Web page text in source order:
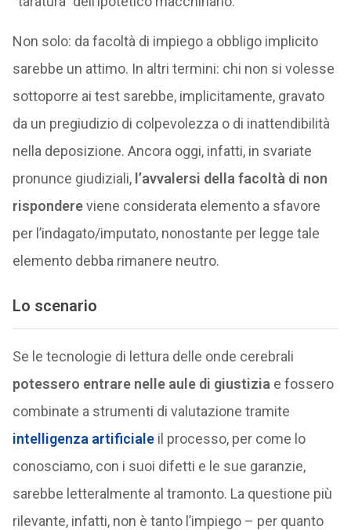
Non solo: da facoltà di impiego a obbligo implicito
sarebbe un attimo. In altri termini: chi non si volesse
sottoporre ai test sarebbe, implicitamente, gravato
da un pregiudizio di colpevolezza o di inattendibilità
nella deposizione. Ancora oggi, infatti, in svariate
pronunce giudiziali, l’avvalersi della facoltà di non
rispondereviene considerata elemento a sfavore
per l’indagato/imputato, nonostante per legge tale
elemento debba rimanere neutro.
Lo scenario
Se le tecnologie di lettura delle onde cerebrali
potessero entrare nelle aule di giustizia e fossero
combinate a strumenti di valutazione tramite
intelligenza artificialeil processo, per come lo
conosciamo, con i suoi difetti e le sue garanzie,
sarebbe letteralmente al tramonto. La questione più
rilevante, infatti, non è tanto l’impiego – per quanto